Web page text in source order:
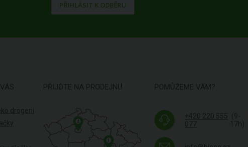
PŘIHLÁSIT K ODBĚRU
drogerii
PŘIJĎTE NA PRODEJNU
4
POMŮŽEME VÁM?
+420 220 555
077
(9-
17h)